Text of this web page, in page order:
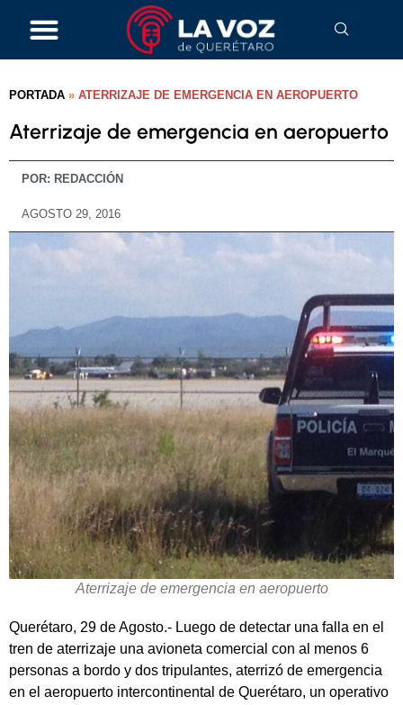
PORTADA » ATERRIZAJE DE EMERGENCIA EN AEROPUERTO
Aterrizaje de emergencia en aeropuerto
POR: REDACCIÓN
AGOSTO 29, 2016
Aterrizaje de emergencia en aeropuerto
Querétaro, 29 de Agosto.- Luego de detectar una falla en el
tren de aterrizaje una avioneta comercial con al menos 6
personas a bordo y dos tripulantes, aterrizó de emergencia
en el aeropuerto intercontinental de Querétaro, un operativo